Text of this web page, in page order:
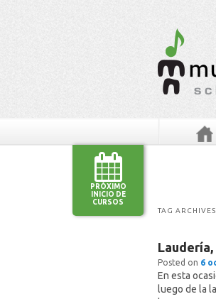
PRÓXIMO
INICIO DE
CURSOS
TAG
Posted on 6
En esta
luego de la